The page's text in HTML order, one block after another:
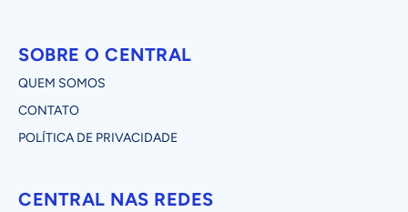
SOBRE O CENTRAL
QUEM SOMOS
CONTATO
POLÍTICA DE PRIVACIDADE
CENTRAL NAS REDES